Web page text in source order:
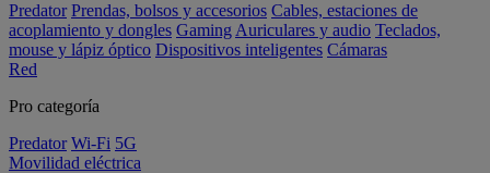
Predator Prendas, bolsos y accesorios Cables, estaciones de
acoplamiento y dongles Gaming Auriculares y audio Teclados,
mouse y lápiz óptico Dispositivos inteligentes Cámaras
Red
Pro categoría
Predator Wi-Fi 5G
Movilidad eléctrica